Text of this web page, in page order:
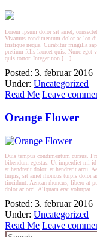
Lorem ipsum dolor sit amet,
Vivamus condimentum dolor ac leo
tristique neque. Curabitur fringilla
pretium felis laoreet quis. Nunc eget
quis tortor. Integer non […]
Posted: 3. februar 2016
Under: Uncategorized
Read Me Leave
Orange Flower
Duis tempus condimentum cursus.
bibendum egestas. Ut imperdiet mi
at hendrerit dolor, et hendrerit arcu.
turpis, sit amet rhoncus turpis dolor
tincidunt. Aenean rhoncus, libero at
dolor ac orci. Aliquam erat volutpat.
Posted: 3. februar 2016
Under: Uncategorized
Read Me Leave